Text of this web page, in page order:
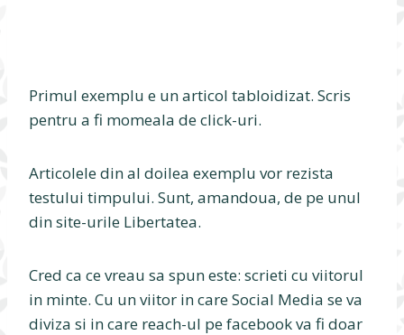
Primul exemplu e un articol tabloidizat. Scris
pentru a fi momeala de click-uri.
Articolele din al doilea exemplu vor rezista
testului timpului. Sunt, amandoua, de pe unul
din site-urile Libertatea.
Cred ca ce vreau sa spun este: scrieti cu viitorul
in minte. Cu un viitor in care Social Media se va
diviza si in care reach-ul pe facebook va fi doar